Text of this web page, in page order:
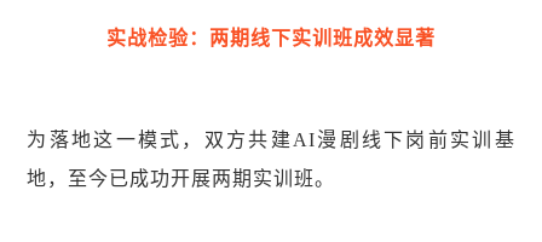
实战检验：两期线下实训班成效显著
为落地这一模式，双方共建AI漫剧线下岗前实训基
地，至今已成功开展两期实训班。